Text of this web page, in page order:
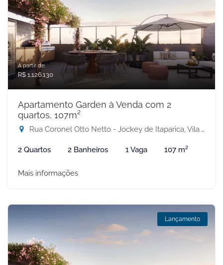
A partir de:
R$ 1.126.130
Apartamento Garden à Venda com 2
quartos, 107m²
Rua Coronel Otto Netto - Jockey de Itaparica, Vila Velha-ES
2 Quartos 2 Banheiros 1 Vaga 107 m²
Mais informações
Lançamento